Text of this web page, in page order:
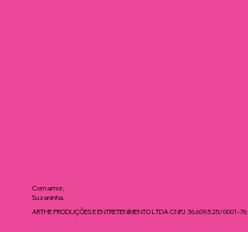
Com amor,
Suzaninha.
ARTHE PRODUÇÕES E ENTRETENIMENTO LTDA CNPJ 36.609.525/0001-76